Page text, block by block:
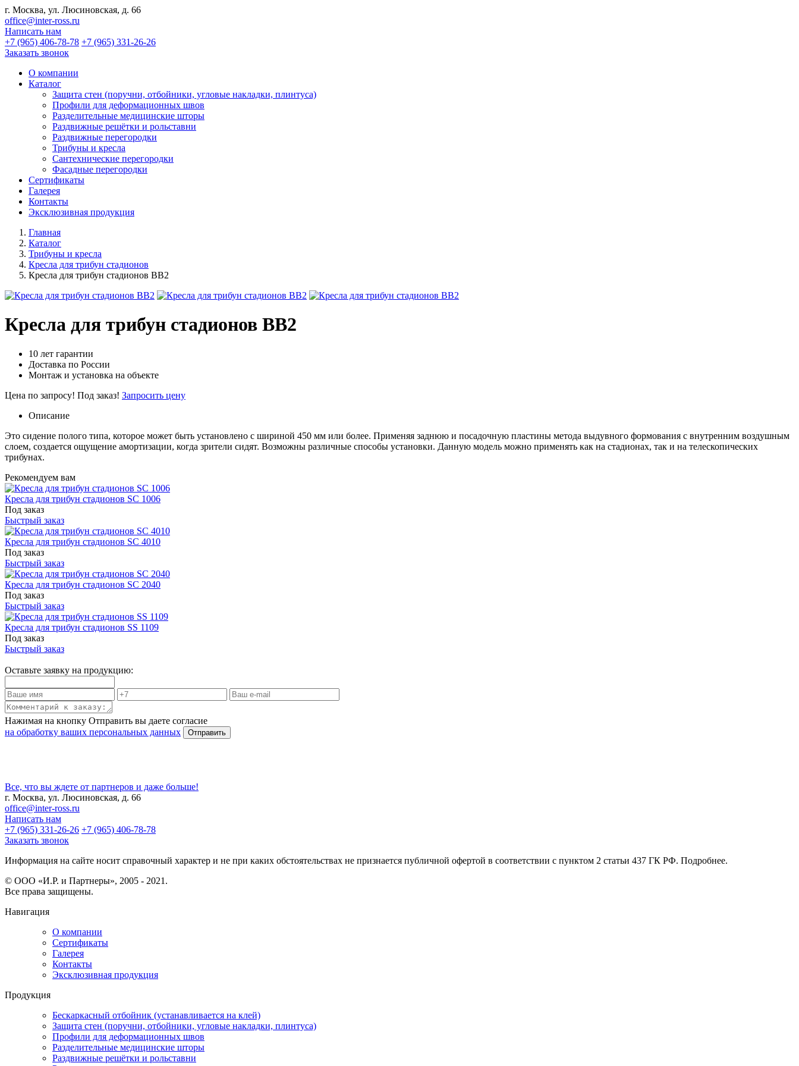
г. Москва, ул. Люсиновская, д. 66
office@inter-ross.ru
Написать нам
+7 (965) 406-78-78 +7 (965) 331-26-26
Заказать звонок
О компании
Каталог
Защита стен (поручни, отбойники, угловые накладки, плинтуса)
Профили для деформационных швов
Разделительные медицинские шторы
Раздвижные решётки и рольставни
Раздвижные перегородки
Трибуны и кресла
Сантехнические перегородки
Фасадные перегородки
Сертификаты
Галерея
Контакты
Эксклюзивная продукция
Главная
Каталог
Трибуны и кресла
Кресла для трибун стадионов
Кресла для трибун стадионов BB2
Кресла для трибун стадионов BB2
10 лет гарантии
Доставка по России
Монтаж и установка на объекте
Цена по запросу! Под заказ! Запросить цену
Описание
Это сидение полого типа, которое может быть установлено с шириной 450 мм или более. Применяя заднюю и посадочную пластины метода выдувного формования с внутренним воздушным
слоем, создается ощущение амортизации, когда зрители сидят. Возможны различные способы установки. Данную модель можно применять как на стадионах, так и на телескопических
трибунах.
Рекомендуем вам
Кресла для трибун стадионов SC 1006
Под заказ
Быстрый заказ
Кресла для трибун стадионов SC 4010
Под заказ
Быстрый заказ
Кресла для трибун стадионов SC 2040
Под заказ
Быстрый заказ
Кресла для трибун стадионов SS 1109
Под заказ
Быстрый заказ
Оставьте заявку на продукцию:
Нажимая на кнопку Отправить вы даете согласие
на обработку ваших персональных данных
Все, что вы ждете от партнеров и даже больше!
г. Москва, ул. Люсиновская, д. 66
office@inter-ross.ru
Написать нам
+7 (965) 331-26-26 +7 (965) 406-78-78
Заказать звонок
Информация на сайте носит справочный характер и не при каких обстоятельствах не признается публичной офертой в соответствии с пунктом 2 статьи 437 ГК РФ. Подробнее.
© ООО «И.Р. и Партнеры», 2005 - 2021.
Все права защищены.
Навигация
О компании
Сертификаты
Галерея
Контакты
Эксклюзивная продукция
Продукция
Бескаркасный отбойник (устанавливается на клей)
Защита стен (поручни, отбойники, угловые накладки, плинтуса)
Профили для деформационных швов
Разделительные медицинские шторы
Раздвижные решётки и рольставни